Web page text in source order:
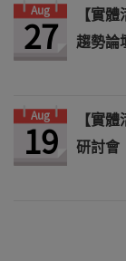
Aug
27
【實
趨勢論
Aug
19
【實
研討會